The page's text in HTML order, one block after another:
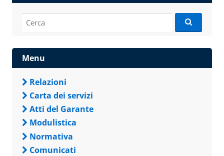
Cerca:
Menu
Relazioni
Carta dei servizi
Atti del Garante
Modulistica
Normativa
Comunicati